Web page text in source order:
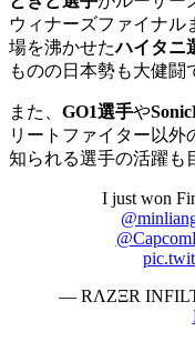
ウィナーズファイナル
場を沸かせたハイタニ
ものの日本勢も大健闘
また、 GO1選手や
リートファイター以外
知られる選手の活躍も
I just won
— RΛZΞR